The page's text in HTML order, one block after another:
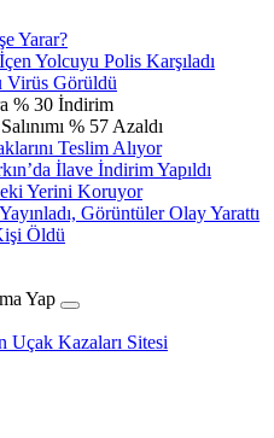
Yarar?
Yolcuyu Polis Karşıladı
Virüs Görüldü
% 30 İndirim
% 57 Azaldı
Teslim Alıyor
İlave İndirim Yapıldı
Yerini Koruyor
Görüntüler Olay Yarattı
Öldü
Yap